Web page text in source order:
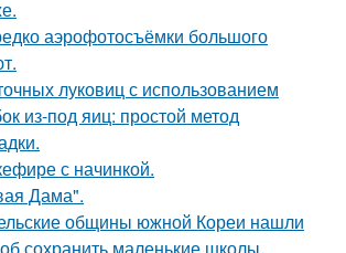
аэрофотосъёмки большого
луковиц с использованием
из-под яиц: простой метод
с начинкой.
Дама".
общины южной Кореи нашли